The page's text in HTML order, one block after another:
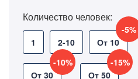
Количество человек:
1 2-10 От 10
-5%
От 30
-10%
От 50
-15%